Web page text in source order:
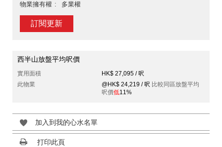
物業擁有權
多業權
訂閱更新
西半山放盤平均呎價
實用面積
HK$ 27,095 / 呎
此物業
@HK$ 24,219 / 呎 比較同區放盤平均
呎價低11%
加入到我的心水名單
打印此頁